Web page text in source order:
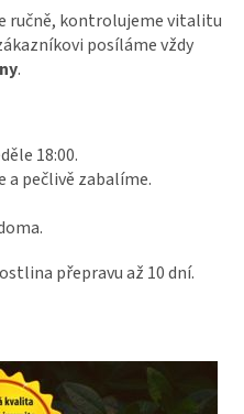
ručně, kontrolujeme vitalitu
posíláme vždy
.
18:00.
a pečlivě zabalíme.
přepravu až 10 dní.